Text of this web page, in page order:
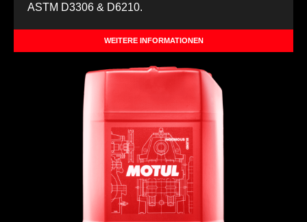
ASTM D3306 & D6210.
WEITERE INFORMATIONEN